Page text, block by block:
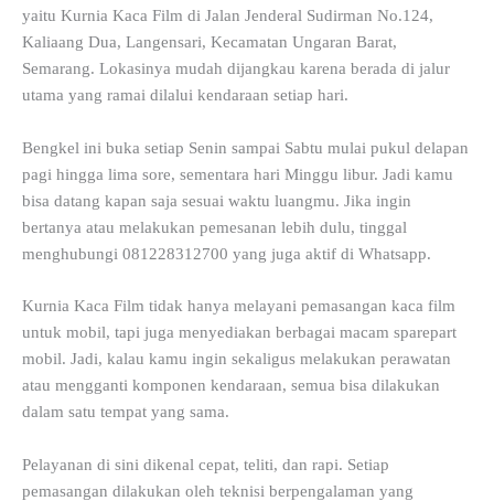
yaitu Kurnia Kaca Film di Jalan Jenderal Sudirman No.124,
Kaliaang Dua, Langensari, Kecamatan Ungaran Barat,
Semarang. Lokasinya mudah dijangkau karena berada di jalur
utama yang ramai dilalui kendaraan setiap hari.
Bengkel ini buka setiap Senin sampai Sabtu mulai pukul delapan
pagi hingga lima sore, sementara hari Minggu libur. Jadi kamu
bisa datang kapan saja sesuai waktu luangmu. Jika ingin
bertanya atau melakukan pemesanan lebih dulu, tinggal
menghubungi 081228312700 yang juga aktif di Whatsapp.
Kurnia Kaca Film tidak hanya melayani pemasangan kaca film
untuk mobil, tapi juga menyediakan berbagai macam sparepart
mobil. Jadi, kalau kamu ingin sekaligus melakukan perawatan
atau mengganti komponen kendaraan, semua bisa dilakukan
dalam satu tempat yang sama.
Pelayanan di sini dikenal cepat, teliti, dan rapi. Setiap
pemasangan dilakukan oleh teknisi berpengalaman yang